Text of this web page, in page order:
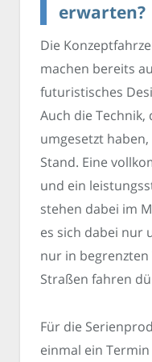
erwarten?
Die
machen bereits
futuristisches
Auch die
umgesetzt
Stand. Eine
und ein
stehen dabei im
es sich dabei nur
nur in
Straßen fahren
Für die
einmal ein